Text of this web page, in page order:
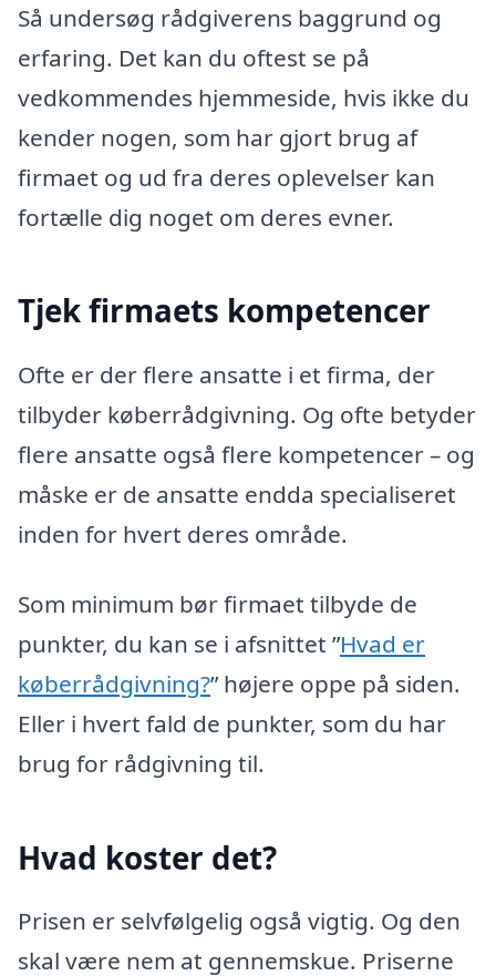
Så undersøg rådgiverens baggrund og
erfaring. Det kan du oftest se på
vedkommendes hjemmeside, hvis ikke du
kender nogen, som har gjort brug af
firmaet og ud fra deres oplevelser kan
fortælle dig noget om deres evner.
Tjek firmaets kompetencer
Ofte er der flere ansatte i et firma, der
tilbyder køberrådgivning. Og ofte betyder
flere ansatte også flere kompetencer – og
måske er de ansatte endda specialiseret
inden for hvert deres område.
Som minimum bør firmaet tilbyde de
punkter, du kan se i afsnittet ”Hvad er
køberrådgivning?” højere oppe på siden.
Eller i hvert fald de punkter, som du har
brug for rådgivning til.
Hvad koster det?
Prisen er selvfølgelig også vigtig. Og den
skal være nem at gennemskue. Priserne